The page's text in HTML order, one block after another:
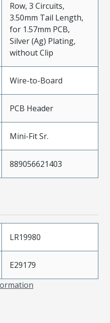
Row, 3 Circuits,
3.50mm Tail Length,
for 1.57mm PCB,
Silver (Ag) Plating,
without Clip
Wire-to-Board
PCB Header
Mini-Fit Sr.
889056621403
LR19980
E29179